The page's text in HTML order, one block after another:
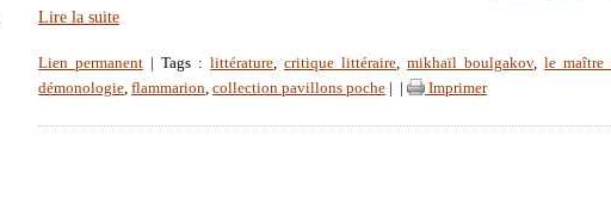
Lire la suite
Lien permanent | Tags : littérature, critique littéraire, mikhaïl boulgakov, le maître
démonologie, flammarion, collection pavillons poche Imprimer